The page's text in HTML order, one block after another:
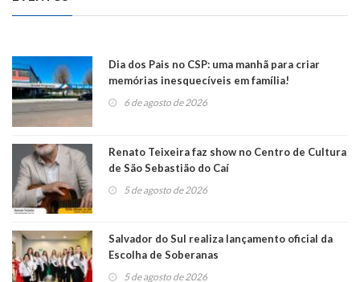
Dia dos Pais no CSP: uma manhã para criar
memórias inesquecíveis em família!
6 de agosto de 2026
Renato Teixeira faz show no Centro de Cultura
de São Sebastião do Caí
5 de agosto de 2026
Salvador do Sul realiza lançamento oficial da
Escolha de Soberanas
5 de agosto de 2026